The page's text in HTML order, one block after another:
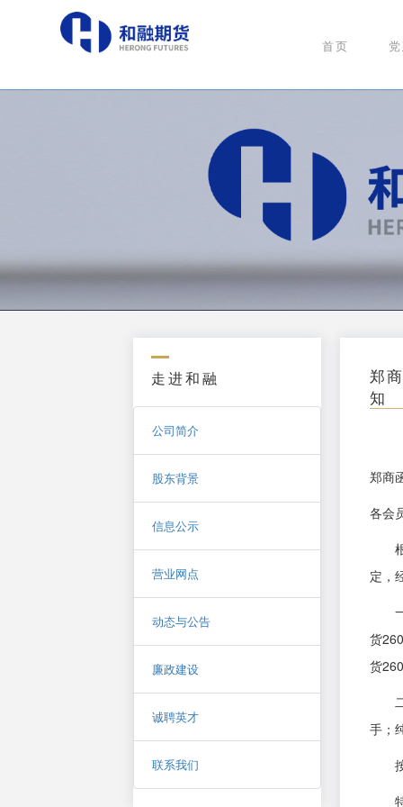
首页
走进和融
公司简介
股东背景
信息公示
营业网点
动态与公告
廉政建设
诚聘英才
联系我们
郑
知
郑商
各会
根
定，
一
货
货
二
手；
按
特